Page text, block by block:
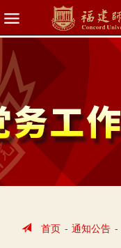
首页 - 通知公告 -